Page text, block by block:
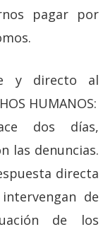
pagar por
y directo al
HUMANOS:
dos días,
las denuncias.
directa
de
de los